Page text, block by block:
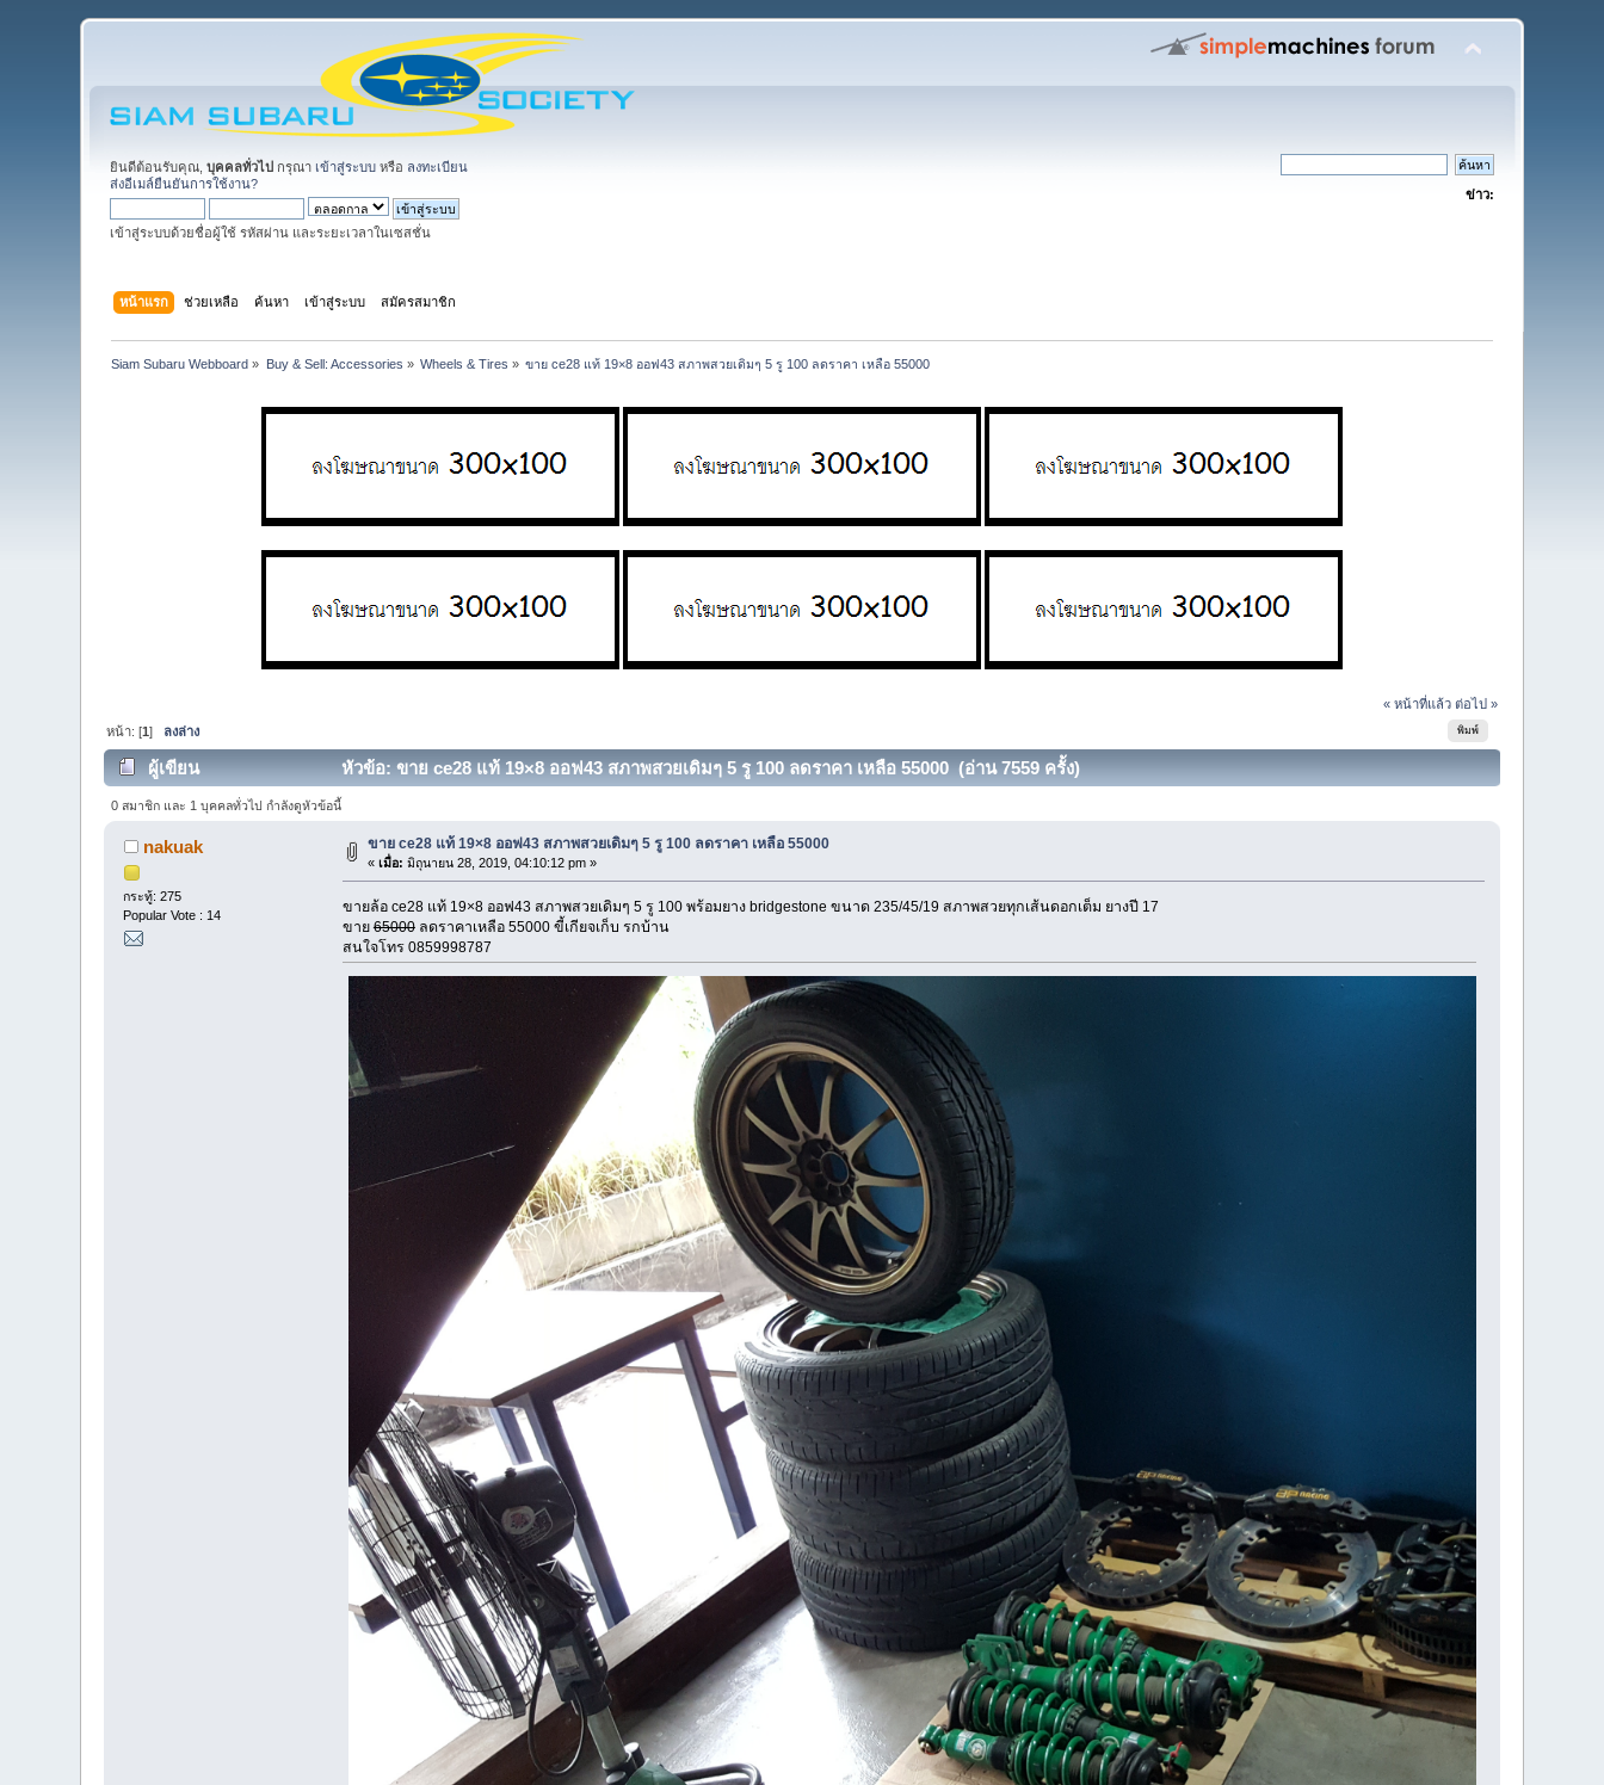
ยินดีต้อนรับคุณ,บุคคลทั่วไป กรุณา เข้าสู่ระบบ หรือ ลงทะเบียน
ส่งอีเมล์ยืนยันการใช้งาน?
เข้าสู่ระบบด้วยชื่อผู้ใช้ รหัสผ่าน และระยะเวลาในเซสชั่น
ข่าว:
หน้าแรก ช่วยเหลือ ค้นหา เข้าสู่ระบบ สมัครสมาชิก
Siam Subaru Webboard » Buy & Sell: Accessories » Wheels & Tires » ขาย ce28 แท้ 19×8 ออฟ43 สภาพสวยเดิมๆ 5 รู 100 ลดราคา เหลือ 55000
« หน้าที่แล้ว ต่อไป »
พิมพ์
หน้า: [1] ลงล่าง
ผู้เขียน หัวข้อ: ขาย ce28 แท้ 19×8 ออฟ43 สภาพสวยเดิมๆ 5 รู 100 ลดราคา เหลือ 55000 (อ่าน 7559 ครั้ง)
0 สมาชิก และ 1 บุคคลทั่วไป กำลังดูหัวข้อนี้
nakuak
กระทู้: 275
Popular Vote : 14
ขาย ce28 แท้ 19×8 ออฟ43 สภาพสวยเดิมๆ 5 รู 100 ลดราคา เหลือ 55000
«เมื่อ: มิถุนายน 28, 2019, 04:10:12 pm »
ขายล้อ ce28 แท้ 19×8 ออฟ43 สภาพสวยเดิมๆ 5 รู 100 พร้อมยาง bridgestone ขนาด 235/45/19 สภาพสวยทุกเส้นดอกเต็ม ยางปี 17
ขาย65000ลดราคาเหลือ 55000 ขี้เกียจเก็บ รกบ้าน
สนใจโทร 0859998787